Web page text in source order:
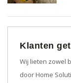
Klanten
Wij lieten zowel
door Home